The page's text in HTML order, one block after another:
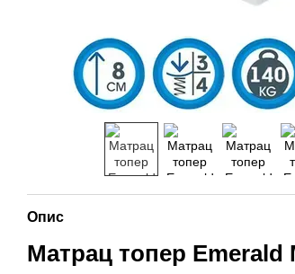
Опис
Матрац топер Emerald